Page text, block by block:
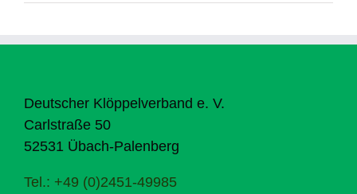
Deutscher Klöppelverband e. V.
Carlstraße 50
52531 Übach-Palenberg
Tel.: +49 (0)2451-49985